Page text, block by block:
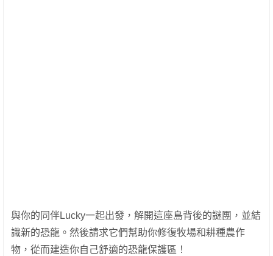
與你的同伴Lucky一起出發，解開這座島背後的謎團，並結
識新的恐龍。然後請求它們幫助你修復牧場和耕種農作
物，從而建造你自己舒適的恐龍保護區！